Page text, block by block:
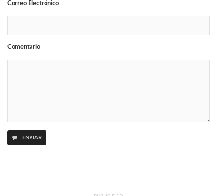
Correo Electrónico
Comentario
ENVIAR